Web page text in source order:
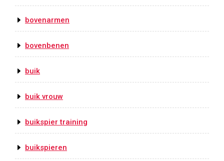
bovenarmen
bovenbenen
buik
buik vrouw
buikspier training
buikspieren